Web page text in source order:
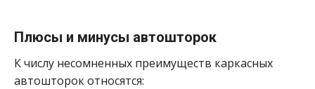
Плюсы и минусы автошторок
К числу несомненных преимуществ каркасных
автошторок относятся: